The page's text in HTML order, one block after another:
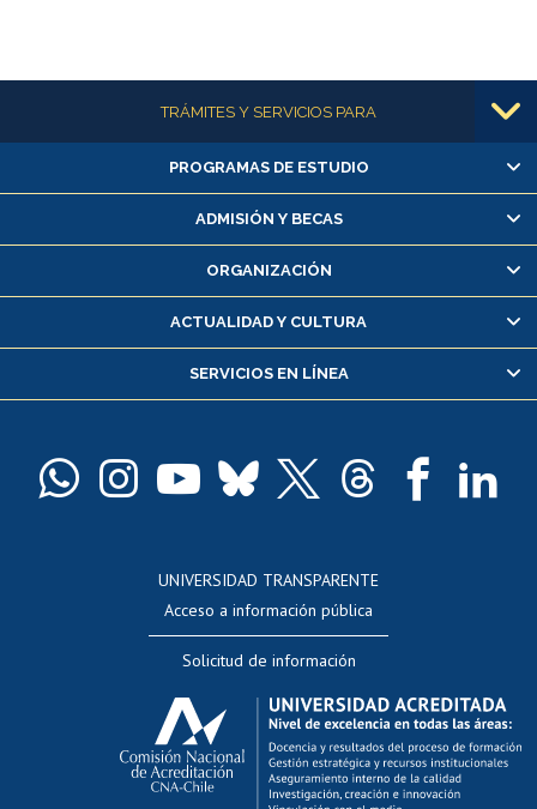
Más informaciónTRÁMITES Y SERVICIOS PARA
Alumnas/os y exalumnas/os
Matrícula en línea
Inscripción y cambio de asignaturas
Consulta y certificado de notas
Servicio médico y dental
Pago de arancel y crédito alumnos
Docentes
Perfeccionamiento
Editar Portafolio Académico
Evaluación docente
Calificación académica
Postulación al AUCAI
Funcionarias/os
PROGRAMAS DE ESTUDIO
ADMISIÓN Y BECAS
ORGANIZACIÓN
ACTUALIDAD Y CULTURA
SERVICIOS EN LÍNEA
UNIVERSIDAD TRANSPARENTE
Acceso a información pública
Solicitud de información